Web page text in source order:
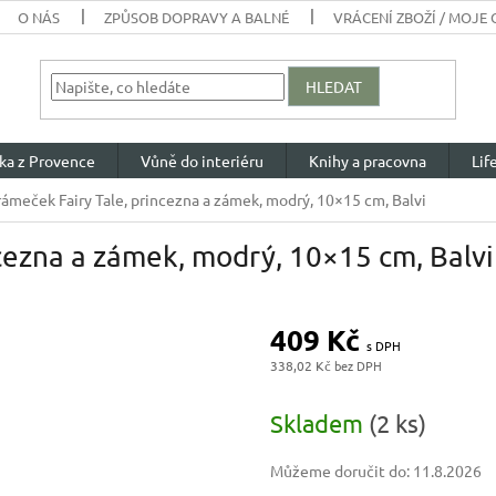
O NÁS ZPŮSOB DOPRAVY A BALNÉ VRÁCENÍ ZBOŽÍ / MOJE
HLEDAT
z Provence Vůně do interiéru Knihy a pracovna
Fairy Tale, princezna a zámek, modrý, 10×15 cm, Balvi
a zámek, modrý, 10×15 cm, Balvi
409 Kč
338,02 Kč
cena:
Skladem (2 ks)
Můžeme doručit do: 11.8.2026